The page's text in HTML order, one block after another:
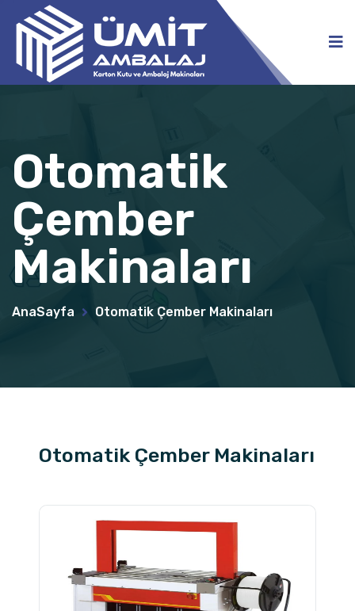
Otomatik
Çember
Makinaları
AnaSayfa Otomatik Çember Makinaları
Otomatik Çember Makinaları